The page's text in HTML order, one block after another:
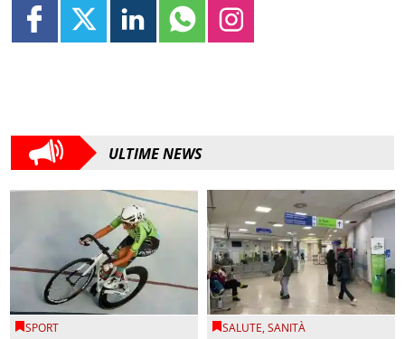
ULTIME NEWS
SPORT SALUTE,SANITÀ